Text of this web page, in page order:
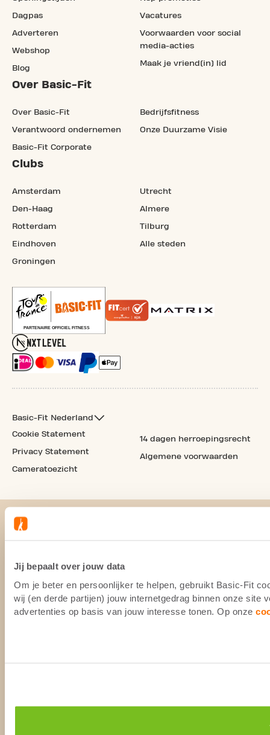
Jij bepaalt over jouw data
Om je beter en persoonlijker te helpen, gebruikt Basic-Fit
wij (en derde partijen) jouw internetgedrag binnen onze site
advertenties op basis van jouw interesse tonen. Op onze
Dagpas
Adverteren
Webshop
Blog
Vacatures
Voorwaarden voor social
media-acties
Maak je vriend(in) lid
Over Basic-Fit
Over Basic-Fit
Verantwoord ondernemen
Basic-Fit Corporate
Bedrijfsfitness
Onze Duurzame Visie
Clubs
Amsterdam
Den-Haag
Rotterdam
Eindhoven
Groningen
Utrecht
Almere
Tilburg
Alle steden
Basic-Fit Nederland
Cookie Statement
Privacy Statement
Cameratoezicht
14 dagen herroepingsrecht
Algemene voorwaarden